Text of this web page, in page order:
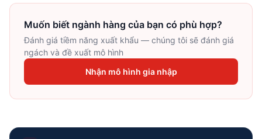
Muốn biết ngành hàng của bạn có phù hợp?
Đánh giá tiềm năng xuất khẩu — chúng tôi sẽ đánh giá
ngách và đề xuất mô hình
Nhận mô hình gia nhập